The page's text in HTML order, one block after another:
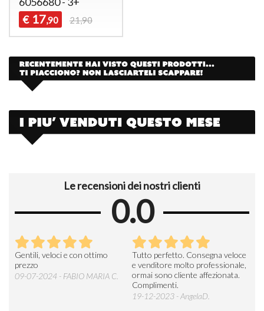
€ 17,90 21,90
Le recensioni dei nostri clienti
0.0
Gentili, veloci e con ottimo
prezzo
09-07-2024 - FABIO MARIA C.
Tutto perfetto. Consegna veloce
e venditore molto professionale,
ormai sono cliente affezionata.
Complimenti.
19-12-2023 - AngelaD.